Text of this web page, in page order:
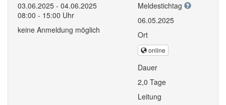
03.06.2025 - 04.06.2025
08:00 - 15:00 Uhr
keine Anmeldung möglich
Meldestichtag
06.05.2025
Ort
online
Dauer
2,0 Tage
Leitung